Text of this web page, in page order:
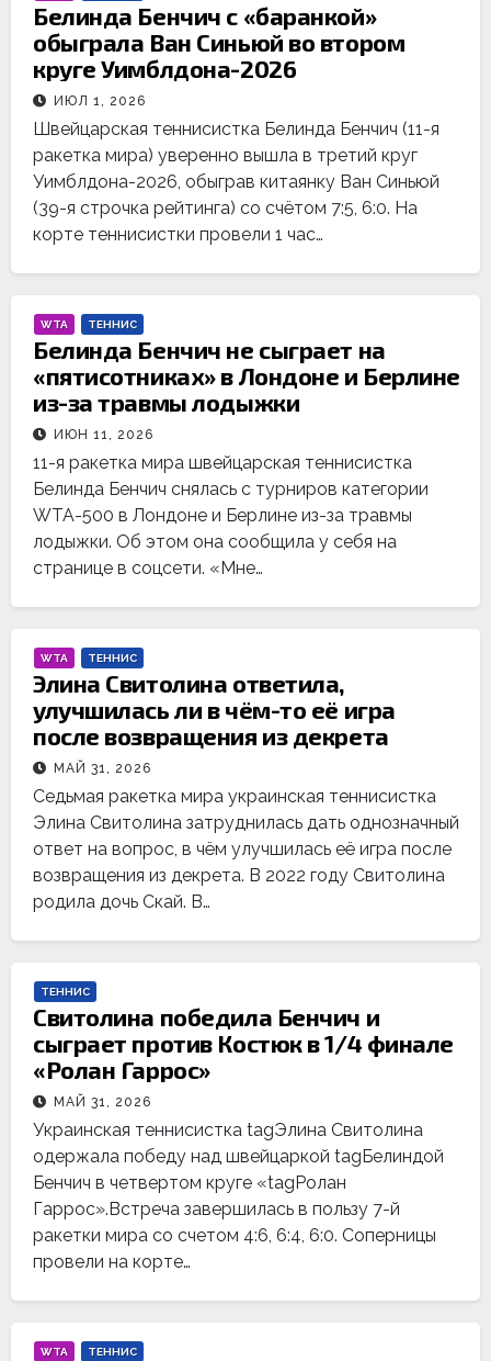
Белинда Бенчич с «баранкой»
обыграла Ван Синьюй во втором
круге Уимблдона-2026
ИЮЛ 1, 2026
Швейцарская теннисистка Белинда Бенчич (11-я
ракетка мира) уверенно вышла в третий круг
Уимблдона-2026, обыграв китаянку Ван Синьюй
(39-я строчка рейтинга) со счётом 7:5, 6:0. На
корте теннисистки провели 1 час…
WTA ТЕННИС
Белинда Бенчич не сыграет на
«пятисотниках» в Лондоне и Берлине
из-за травмы лодыжки
ИЮН 11, 2026
11-я ракетка мира швейцарская теннисистка
Белинда Бенчич снялась с турниров категории
WTA-500 в Лондоне и Берлине из-за травмы
лодыжки. Об этом она сообщила у себя на
странице в соцсети. «Мне…
WTA ТЕННИС
Элина Свитолина ответила,
улучшилась ли в чём-то её игра
после возвращения из декрета
МАЙ 31, 2026
Седьмая ракетка мира украинская теннисистка
Элина Свитолина затруднилась дать однозначный
ответ на вопрос, в чём улучшилась её игра после
возвращения из декрета. В 2022 году Свитолина
родила дочь Скай. В…
ТЕННИС
Свитолина победила Бенчич и
сыграет против Костюк в 1/4 финале
«Ролан Гаррос»
МАЙ 31, 2026
Украинская теннисистка tagЭлина Свитолина
одержала победу над швейцаркой tagБелиндой
Бенчич в четвертом круге «tagРолан
Гаррос».Встреча завершилась в пользу 7-й
ракетки мира со счетом 4:6, 6:4, 6:0. Соперницы
провели на корте…
WTA ТЕННИС